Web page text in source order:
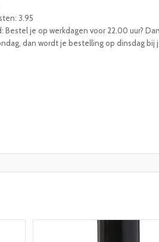
3.95
Bestel je op werkdagen voor 22.00 uur?
dan wordt je bestelling op dinsdag bij